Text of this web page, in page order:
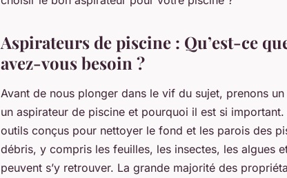
Aspirateurs de piscine : Qu’est-ce
avez-vous besoin ?
Avant de nous plonger dans le vif du sujet, prenons
un aspirateur de piscine et pourquoi il est si important.
outils conçus pour nettoyer le fond et les parois des
débris, y compris les feuilles, les insectes, les algues
peuvent s’y retrouver. La grande majorité des